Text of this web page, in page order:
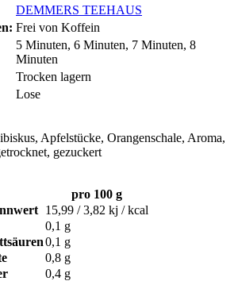
DEMMERS TEEHAUS
Frei von Koffein
5 Minuten, 6 Minuten, 7 Minuten, 8
Minuten
Trocken lagern
Lose
Apfelstücke, Orangenschale, Aroma,
gezuckert
pro 100 g
15,99 / 3,82 kj / kcal
0,1 g
0,1 g
0,8 g
0,4 g